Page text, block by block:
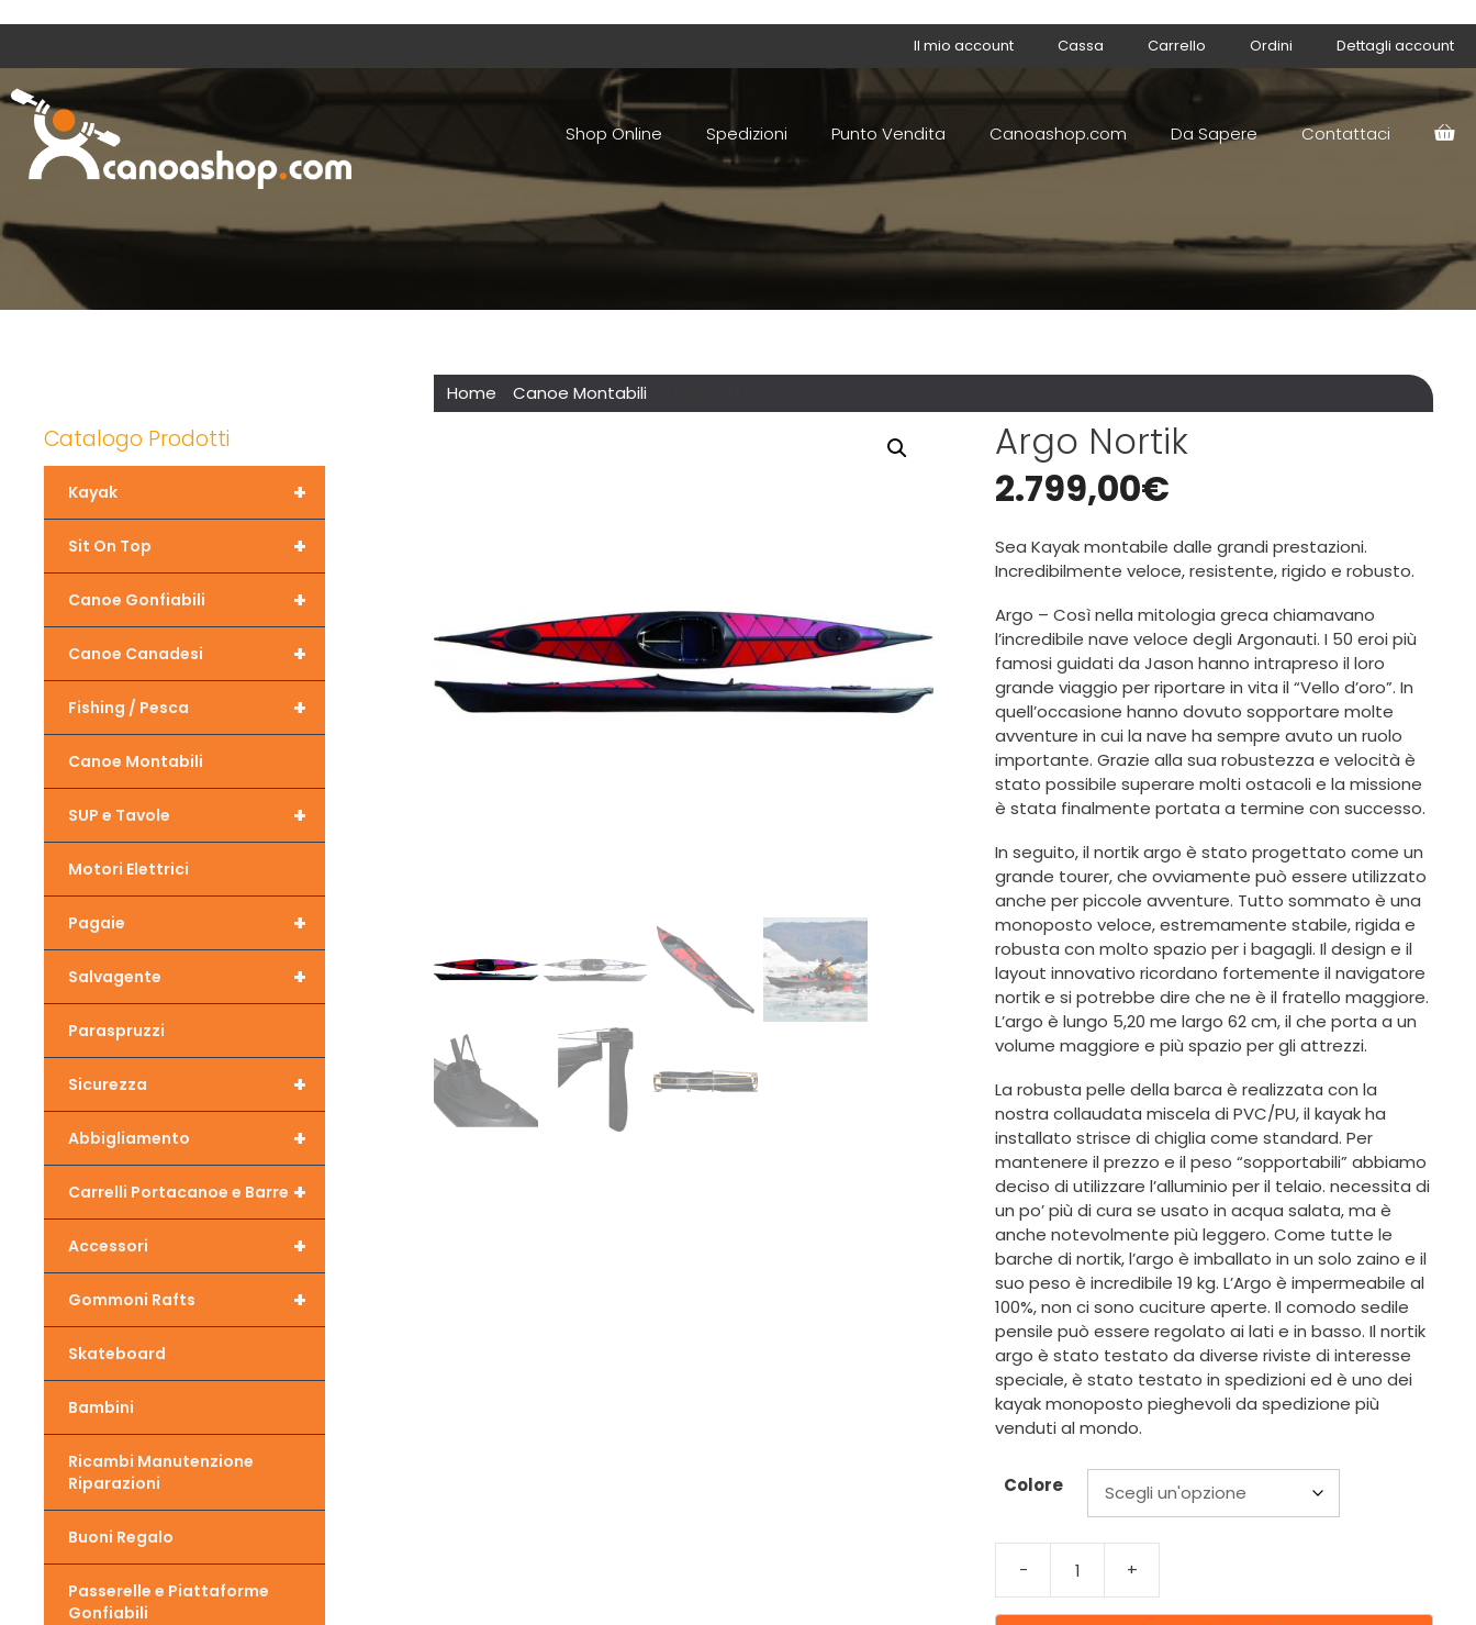
Il mio account Cassa Carrello Ordini Dettagli account
Shop Online Spedizioni Punto Vendita Canoashop.com Da Sapere Contattaci
Home Canoe Montabili
Argo Nortik
2.799,00€
Sea Kayak montabile dalle grandi prestazioni.
Incredibilmente veloce, resistente, rigido e robusto.
Argo – Così nella mitologia greca chiamavano
l’incredibile nave veloce degli Argonauti. I 50 eroi più
famosi guidati da Jason hanno intrapreso il loro
grande viaggio per riportare in vita il “Vello d’oro”. In
quell’occasione hanno dovuto sopportare molte
avventure in cui la nave ha sempre avuto un ruolo
importante. Grazie alla sua robustezza e velocità è
stato possibile superare molti ostacoli e la missione
è stata finalmente portata a termine con successo.
In seguito, il nortik argo è stato progettato come un
grande tourer, che ovviamente può essere utilizzato
anche per piccole avventure. Tutto sommato è una
monoposto veloce, estremamente stabile, rigida e
robusta con molto spazio per i bagagli. Il design e il
layout innovativo ricordano fortemente il navigatore
nortik e si potrebbe dire che ne è il fratello maggiore.
L’argo è lungo 5,20 me largo 62 cm, il che porta a un
volume maggiore e più spazio per gli attrezzi.
La robusta pelle della barca è realizzata con la
nostra collaudata miscela di PVC/PU, il kayak ha
installato strisce di chiglia come standard. Per
mantenere il prezzo e il peso “sopportabili” abbiamo
deciso di utilizzare l’alluminio per il telaio. necessita di
un po’ più di cura se usato in acqua salata, ma è
anche notevolmente più leggero. Come tutte le
barche di nortik, l’argo è imballato in un solo zaino e il
suo peso è incredibile 19 kg. L’Argo è impermeabile al
100%, non ci sono cuciture aperte. Il comodo sedile
pensile può essere regolato ai lati e in basso. Il nortik
argo è stato testato da diverse riviste di interesse
speciale, è stato testato in spedizioni ed è uno dei
kayak monoposto pieghevoli da spedizione più
venduti al mondo.
Colore
- +
Catalogo Prodotti
+
Kayak
+
Sit On Top
+
Canoe Gonfiabili
+
Canoe Canadesi
+
Fishing / Pesca
Canoe Montabili
+
SUP e Tavole
Motori Elettrici
+
Pagaie
+
Salvagente
Paraspruzzi
+
Sicurezza
+
Abbigliamento
+
Carrelli Portacanoe e Barre
+
Accessori
+
Gommoni Rafts
Skateboard
Bambini
Ricambi Manutenzione
Riparazioni
Buoni Regalo
Passerelle e Piattaforme
Gonfiabili